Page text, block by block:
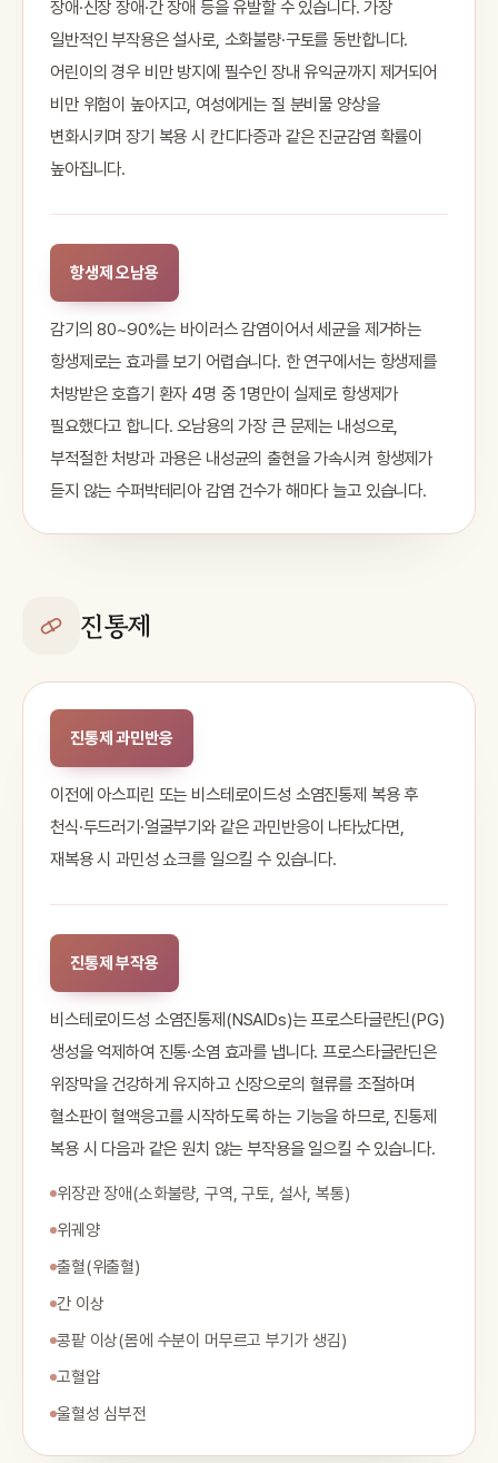
장애·신장 장애·간 장애 등을 유발할 수 있습니다. 가장
일반적인 부작용은 설사로, 소화불량·구토를 동반합니다.
어린이의 경우 비만 방지에 필수인 장내 유익균까지 제거되어
비만 위험이 높아지고, 여성에게는 질 분비물 양상을
변화시키며 장기 복용 시 칸디다증과 같은 진균감염 확률이
높아집니다.
항생제 오남용
감기의 80~90%는 바이러스 감염이어서 세균을 제거하는
항생제로는 효과를 보기 어렵습니다. 한 연구에서는 항생제를
처방받은 호흡기 환자 4명 중 1명만이 실제로 항생제가
필요했다고 합니다. 오남용의 가장 큰 문제는 내성으로,
부적절한 처방과 과용은 내성균의 출현을 가속시켜 항생제가
듣지 않는 수퍼박테리아 감염 건수가 해마다 늘고 있습니다.
진통제
진통제 과민반응
이전에 아스피린 또는 비스테로이드성 소염진통제 복용 후
천식·두드러기·얼굴부기와 같은 과민반응이 나타났다면,
재복용 시 과민성 쇼크를 일으킬 수 있습니다.
진통제 부작용
비스테로이드성 소염진통제(NSAIDs)는 프로스타글란딘(PG)
생성을 억제하여 진통·소염 효과를 냅니다. 프로스타글란딘은
위장막을 건강하게 유지하고 신장으로의 혈류를 조절하며
혈소판이 혈액응고를 시작하도록 하는 기능을 하므로, 진통제
복용 시 다음과 같은 원치 않는 부작용을 일으킬 수 있습니다.
위장관 장애(소화불량, 구역, 구토, 설사, 복통)
위궤양
출혈(위출혈)
간 이상
콩팥 이상(몸에 수분이 머무르고 부기가 생김)
고혈압
울혈성 심부전